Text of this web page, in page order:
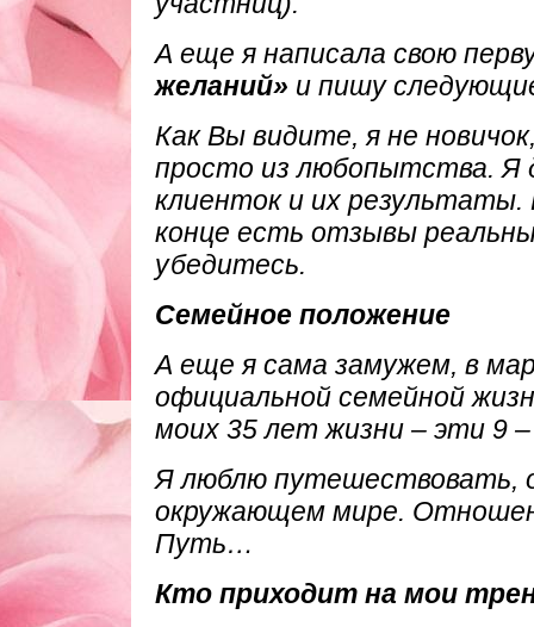
А еще я написала свою
желаний» и пишу
Как Вы видите, я не
просто из любопытства. Я
клиенток и их результаты.
конце есть отзывы
убедитесь.
Семейное положение
А еще я сама замужем, в
официальной семейной
моих 35 лет жизни – эти 9
Я люблю путешествовать,
окружающем мире.
Путь…
Кто приходит на мои